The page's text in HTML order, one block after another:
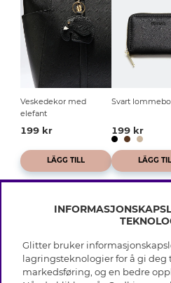
Veskedekor med
elefant
199 kr
LÄGG TILL
Svart
199 kr
LÄGG
INFO
Vilkår
Glitter bruker
lagringsteknologier for å gi
markedsføring, og en bedre